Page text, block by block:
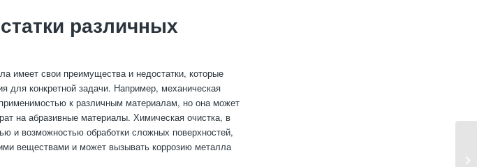
различных
имеет свои преимущества и недостатки, которые
для конкретной задачи. Например, механическая
к различным материалам, но она может
на абразивные материалы. Химическая очистка, в
и возможностью обработки сложных поверхностей,
веществами и может вызывать коррозию металла